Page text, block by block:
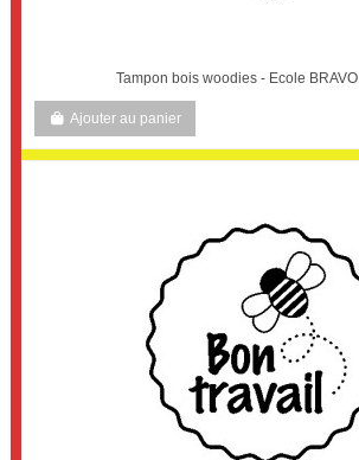
Tampon bois woodies - Ecole BRAVO
Ajouter au panier